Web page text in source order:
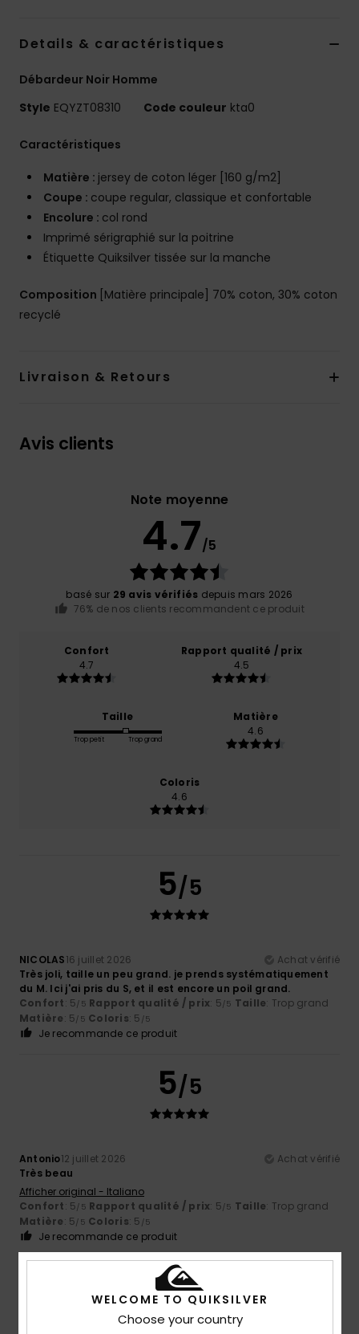
Details & caractéristiques
Débardeur Noir Homme
Style EQYZT08310 Code couleur kta0
Caractéristiques
Matière : jersey de coton léger [160 g/m2]
Coupe : coupe regular, classique et confortable
Encolure : col rond
Imprimé sérigraphié sur la poitrine
Étiquette Quiksilver tissée sur la manche
Composition [Matière principale] 70% coton, 30% coton
recyclé
Livraison & Retours
Avis clients
Note moyenne
4.7/5
basé sur 29 avis vérifiés depuis mars 2026
76% de nos clients recommandent ce produit
Confort
4.7
Rapport qualité / prix
4.5
Taille
Trop petit Trop grand
Matière
4.6
Coloris
4.6
5/5
NICOLAS16 juillet 2026
Achat vérifié
Très joli, taille un peu grand. je prends systématiquement
du M. Ici j'ai pris du S, et il est encore un poil grand.
Confort: 5/5 Rapport qualité / prix: 5/5 Taille: Trop grand
Matière: 5/5 Coloris: 5 /5
Je recommande ce produit
5/5
Antonio12 juillet 2026
Achat vérifié
Très beau
Afficher original - Italiano
Confort: 5/5 Rapport qualité / prix: 5/5 Taille: Trop grand
Matière: 5/5 Coloris: 5 /5
Je recommande ce produit
4/5
WELCOME TO QUIKSILVER
Choose your country